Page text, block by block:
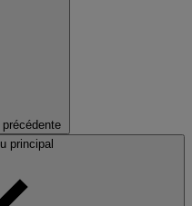
principal